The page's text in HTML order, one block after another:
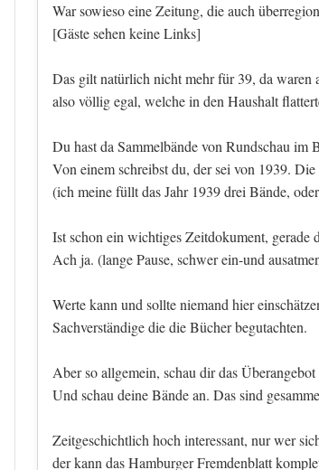
War sowieso eine Zeitung, die auch
[Gäste sehen keine Links]
Das gilt natürlich nicht mehr für 39, da waren
also völlig egal, welche in den Haushalt
Du hast da Sammelbände von Rundschau
Von einem schreibst du, der sei von 1939.
(ich meine füllt das Jahr 1939 drei Bände,
Ist schon ein wichtiges Zeitdokument, gerade
Ach ja. (lange Pause, schwer ein-und
Werte kann und sollte niemand hier
Sachverständige die die Bücher begutachten.
Aber so allgemein, schau dir das
Und schau deine Bände an. Das sind
Zeitgeschichtlich hoch interessant, nur wer
der kann das Hamburger Fremdenblatt